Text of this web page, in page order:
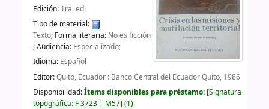
Edición: 1ra. ed.
Tipo de material:
Texto; Forma literaria: No es ficción
; Audiencia: Especializado;
Idioma: Español
Editor:Quito, Ecuador : Banco Central del Ecuador Quito, 1986
Disponibilidad:Ítems disponibles para préstamo: Signatura
topográfica: F 3723 | M57 (1).